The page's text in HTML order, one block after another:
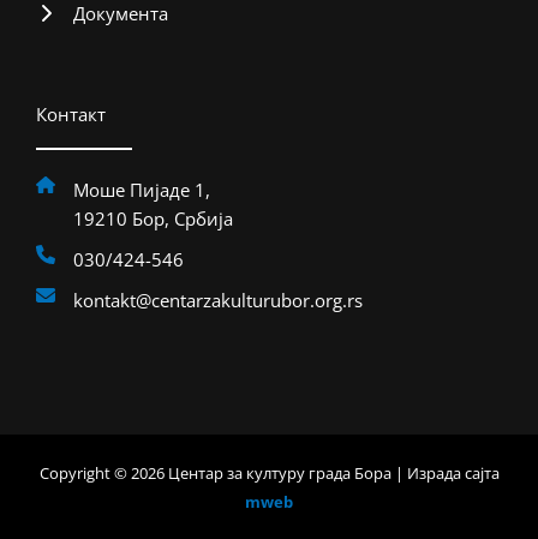
Документа
Контакт
Моше Пијаде 1,
19210 Бор, Србија
030/424-546
kontakt@centarzakulturubor.org.rs
Copyright © 2026 Центар за културу града Бора | Израда сајта
mweb